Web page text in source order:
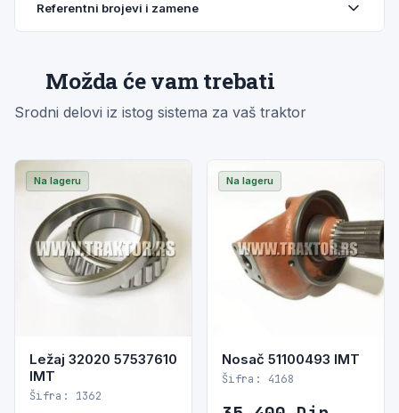
Referentni brojevi i zamene
Možda će vam trebati
Srodni delovi iz istog sistema za vaš traktor
Na lageru
Ležaj 32020 57537610
IMT
Šifra: 1362
Na lageru
Nosač 51100493 IMT
Šifra: 4168